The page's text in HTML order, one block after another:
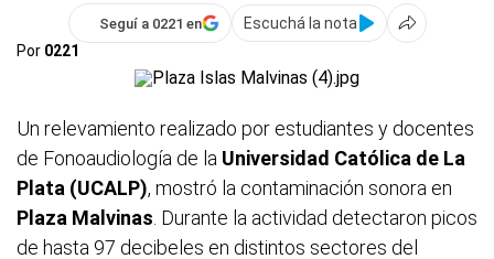
Seguí a 0221 en
Escuchá la nota
Por 0221
Un relevamiento realizado por estudiantes y docentes
de Fonoaudiología de la Universidad Católica de La
Plata (UCALP), mostró la contaminación sonora en
Plaza Malvinas . Durante la actividad detectaron picos
de hasta 97 decibeles en distintos sectores del